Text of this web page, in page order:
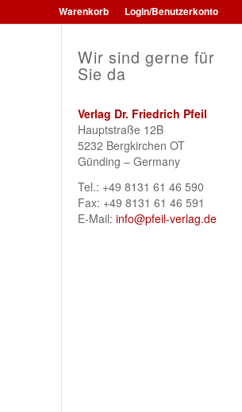
Warenkorb Login/Benutzerkonto
Wir sind gerne für
Sie da
Verlag Dr. Friedrich Pfeil
Hauptstraße 12B
5232 Bergkirchen OT
Günding – Germany
Tel.: +49 8131 61 46 590
Fax: +49 8131 61 46 591
E-Mail:info@pfeil-verlag.de